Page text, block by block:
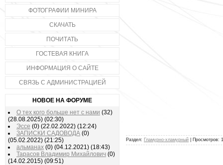
ФОТОГРАФИИ МИНИРА
СКАЧАТЬ
ПОЧИТАТЬ
ГОСТЕВАЯ КНИГА
ИНФОРМАЦИЯ О САЙТЕ
СВЯЗЬ С АДМИНИСТРАЦИЕЙ
НОВОЕ НА ФОРУМЕ
О тех кого больше нет с нами (32)
(28.08.2025) (02:30)
Эссе (0) (22.02.2022) (12:24)
ЗАПИСКИ САДОВОДА (0)
(05.02.2022) (21:25)
альманах (0) (04.12.2021) (18:43)
Тарасов Владимир Михайлович (0)
(14.02.2015) (09:51)
Раздел: Гламурно-хламурный | Просмотров: